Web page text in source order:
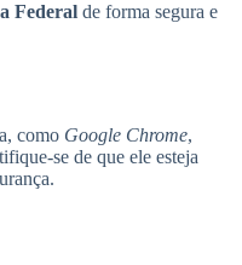
Federal de forma segura e
como Google Chrome,
se de que ele esteja